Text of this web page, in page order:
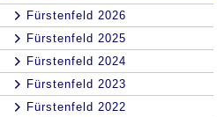
Fürstenfeld 2026
Fürstenfeld 2025
Fürstenfeld 2024
Fürstenfeld 2023
Fürstenfeld 2022